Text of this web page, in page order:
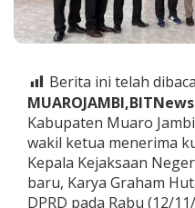
m
a
u
n
j
u
n
a
n
K
Berita ini telah
Kabupaten Muaro
wakil ketua menerima
Kepala Kejaksaan
baru, Karya Graham
DPRD pada Rabu (12/